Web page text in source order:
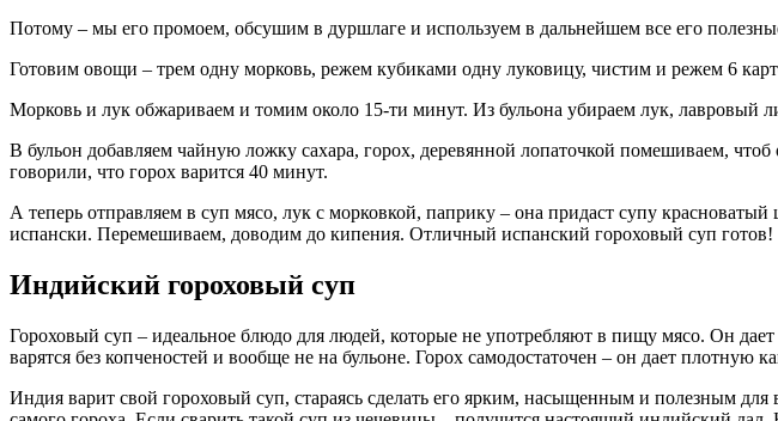
Потому – мы его промоем, обсушим в дуршлаге и используем в дальнейшем все его
Готовим овощи – трем одну морковь, режем кубиками одну луковицу, чистим и режем 6
Морковь и лук обжариваем и томим около 15-ти минут. Из бульона убираем лук, лавровый
В бульон добавляем чайную ложку сахара, горох, деревянной лопаточкой помешиваем,
говорили, что горох варится 40 минут.
А теперь отправляем в суп мясо, лук с морковкой, паприку – она придаст супу
испански. Перемешиваем, доводим до кипения. Отличный испанский гороховый суп готов!
Индийский гороховый суп
Гороховый суп – идеальное блюдо для людей, которые не употребляют в пищу мясо. Он
варятся без копченостей и вообще не на бульоне. Горох самодостаточен – он дает плотную
Индия варит свой гороховый суп, стараясь сделать его ярким, насыщенным и полезным